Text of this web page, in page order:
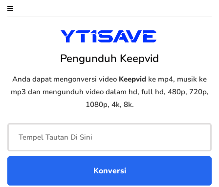
Pengunduh Keepvid
Anda dapat mengonversi video Keepvid ke mp4, musik ke
mp3 dan mengunduh video dalam hd, full hd, 480p, 720p,
1080p, 4k, 8k.